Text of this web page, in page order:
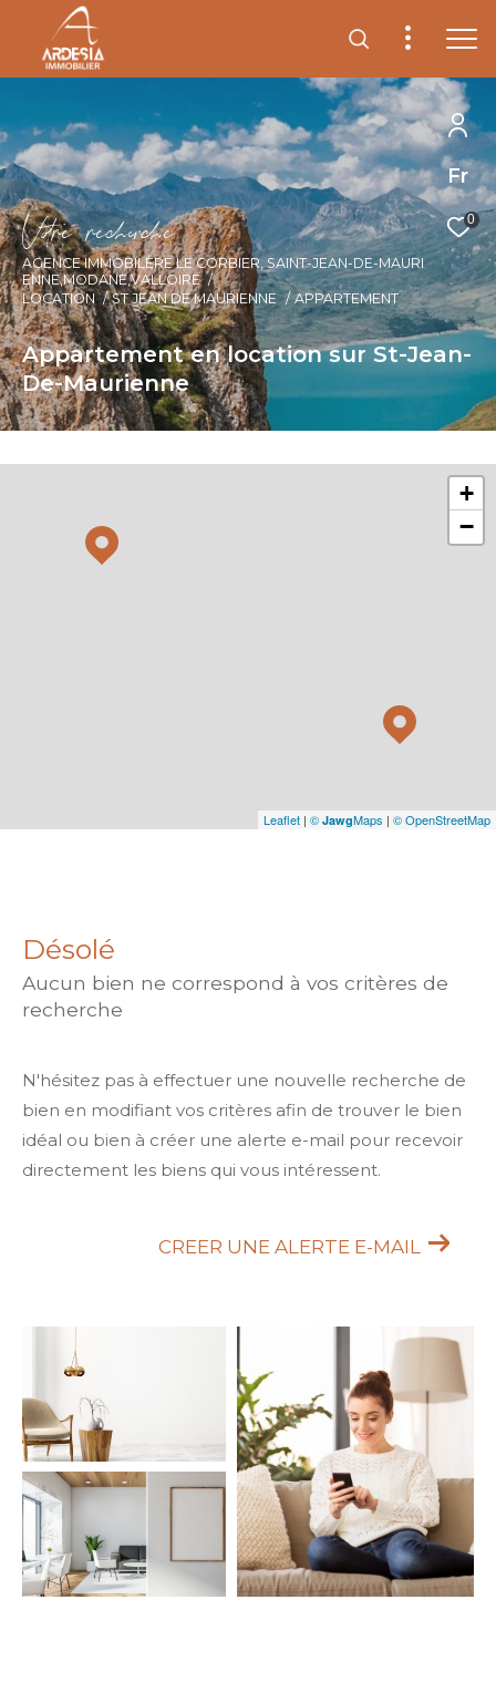
Fr
0
Vore recece
AGENCE IMMOBILÈRE LE CORBIER, SAINT-JEAN-DE-MAURI
ENNE,MODANE,VALLOIRE
LOCATION
ST JEAN DE MAURIENNE APPARTEMENT
Appartement en location sur St-Jean-
De-Maurienne
+
−
Leaflet | © JawgMaps | © OpenStreetMap
Désolé
Aucun bien ne correspond à vos critères de
recherche
N'hésitez pas à effectuer une nouvelle recherche de
bien en modifiant vos critères afin de trouver le bien
idéal ou bien à créer une alerte e-mail pour recevoir
directement les biens qui vous intéressent.
CREER UNE ALERTE E-MAIL